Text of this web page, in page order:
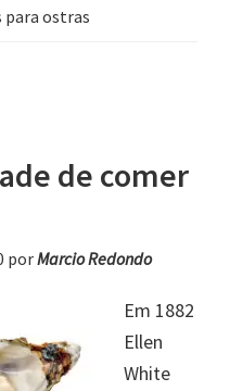
para ostras
de comer
porMarcio Redondo
Em 1882
Ellen
White